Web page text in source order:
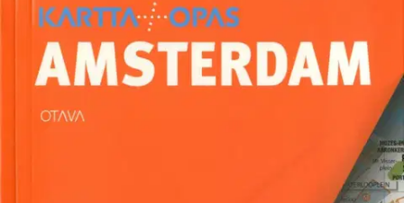
Ei saatavilla
Tuotekuvaus
Alankomaiden pääkaupunki Amsterdam on kuin elävä ulkomuseo,
täynnä 1600-luvun kultakauden charmia ajattomine kanavineen ja
hansatyylisine päätytaloineen. Vapaamielinen Amsterdam elää